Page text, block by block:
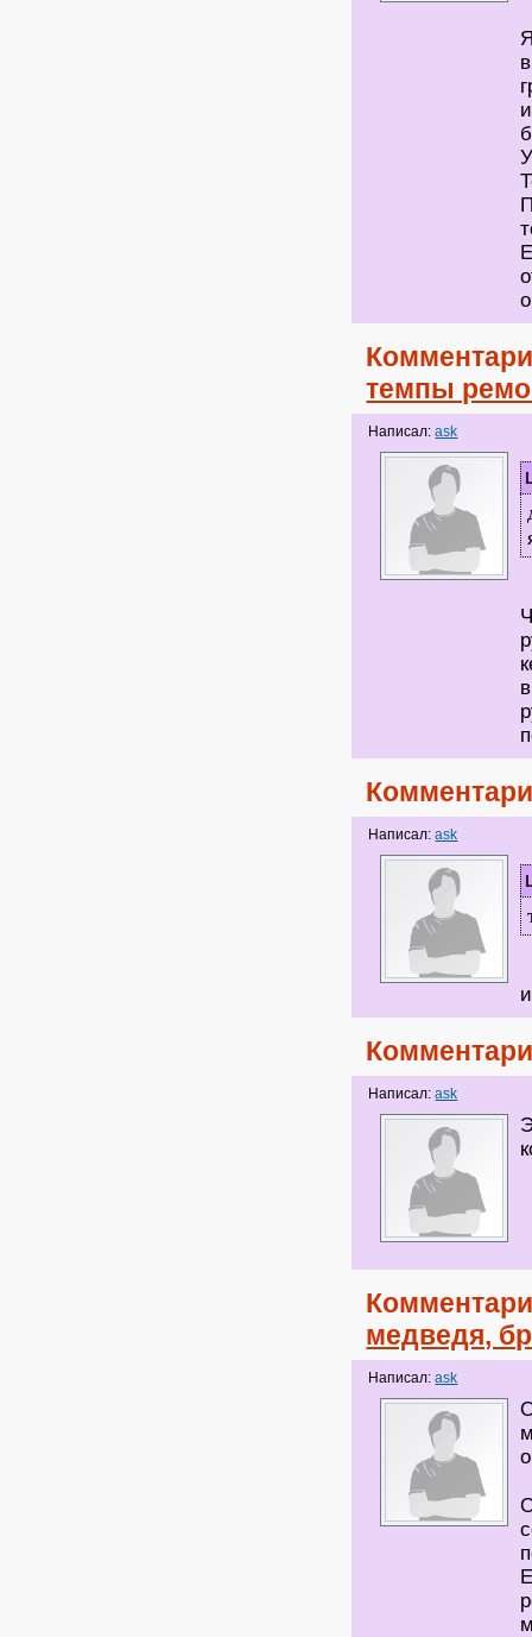
темпы
Написал:ask
Написал:ask
Написал:ask
медведя,
Написал:ask